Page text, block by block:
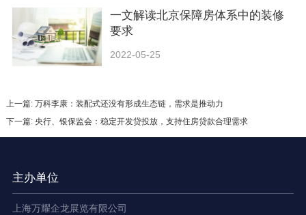
一文解读北京保障房体系中的装修
要求
2022-05-25
上一篇: 万科李康：装配式还没有形成生态链，需求是推动力
下一篇: 央行、银保监会：稳定开发贷投放，支持住房贷款合理需求
主办单位
上海万耀企龙展览有限公司